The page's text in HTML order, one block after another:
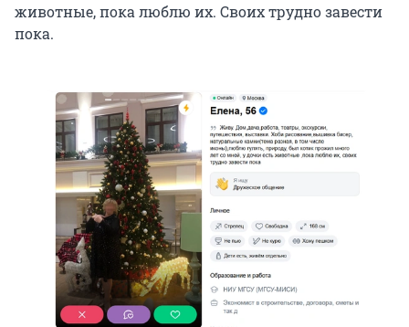
животные, пока люблю их. Своих трудно завести
пока.